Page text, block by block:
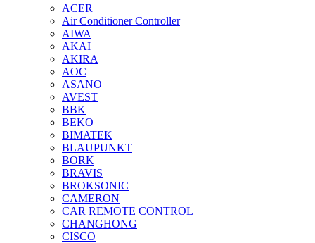
ACER
Air Conditioner Controller
AIWA
AKAI
AKIRA
AOC
ASANO
AVEST
BBK
BEKO
BIMATEK
BLAUPUNKT
BORK
BRAVIS
BROKSONIC
CAMERON
CAR REMOTE CONTROL
CHANGHONG
CISCO